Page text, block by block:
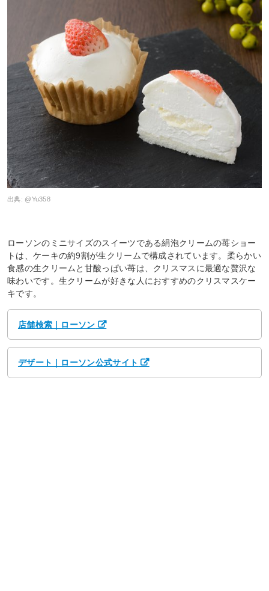
出典: @Yu358
ローソンのミニサイズのスイーツである絹泡クリームの苺ショー
トは、ケーキの約9割が生クリームで構成されています。柔らかい
食感の生クリームと甘酸っぱい苺は、クリスマスに最適な贅沢な
味わいです。生クリームが好きな人におすすめのクリスマスケー
キです。
店舗検索｜ローソン
デザート｜ローソン公式サイト